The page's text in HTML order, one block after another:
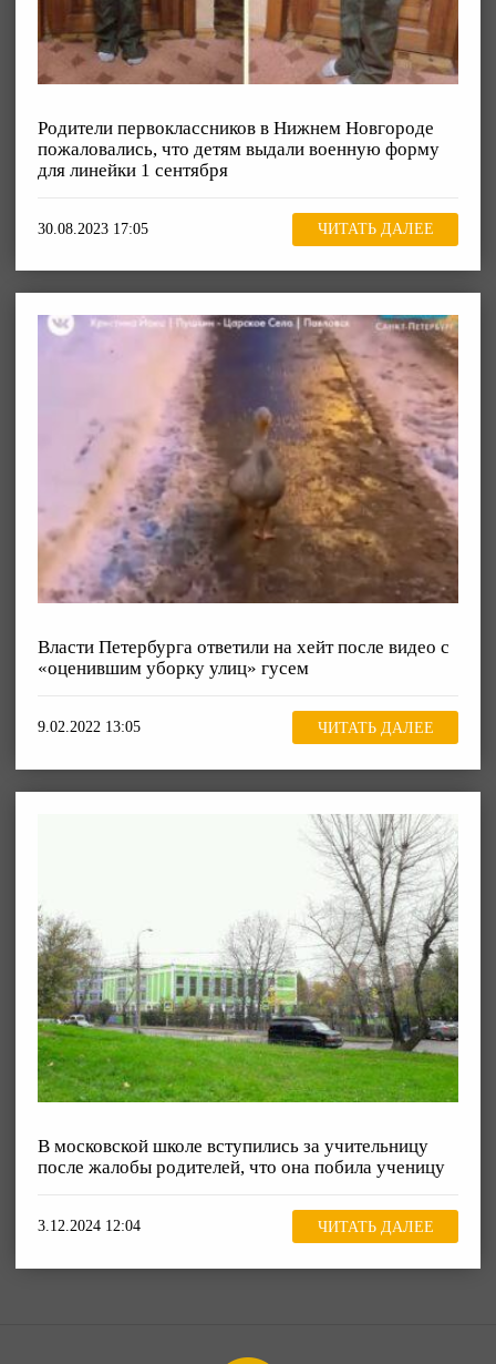
Родители первоклассников в Нижнем Новгороде
пожаловались, что детям выдали военную форму
для линейки 1 сентября
30.08.2023 17:05 ЧИТАТЬ ДАЛЕЕ
Власти Петербурга ответили на хейт после видео с
«оценившим уборку улиц» гусем
9.02.2022 13:05 ЧИТАТЬ ДАЛЕЕ
В московской школе вступились за учительницу
после жалобы родителей, что она побила ученицу
3.12.2024 12:04 ЧИТАТЬ ДАЛЕЕ